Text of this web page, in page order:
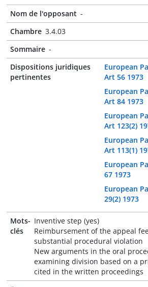
Nom de l'opposant -
Chambre 3.4.03
Sommaire -
Dispositions juridiques
pertinentes
European
Art 56 1973
European
Art 84 1973
European
Art 123(2)
European
Art 113(1)
European
67 1973
European
29(2) 1973
Mots-
clés
Inventive step (yes)
Reimbursement of the appeal
substantial procedural violation
New arguments in the oral
examining division based on a
cited in the written proceedings